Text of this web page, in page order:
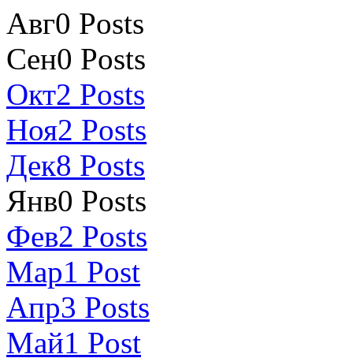
Авг0 Posts
Сен0 Posts
Окт2 Posts
Ноя2 Posts
Дек8 Posts
Янв0 Posts
Фев2 Posts
Мар1 Post
Апр3 Posts
Май1 Post